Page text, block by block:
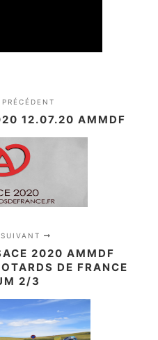
12.07.20 AMMDF
SUIVANT
2020 AMMDF
DE FRANCE
2/3